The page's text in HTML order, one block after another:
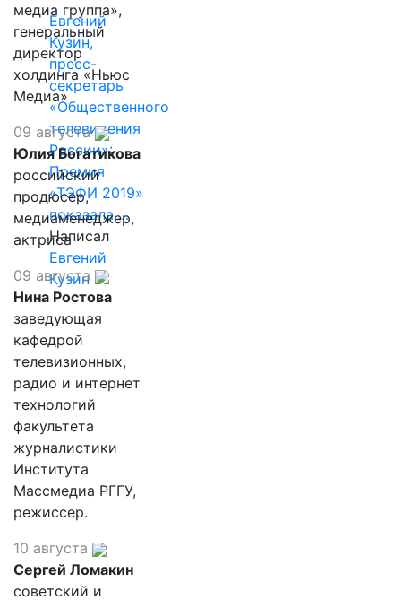
Евгений
Кузин,
пресс-
секретарь
«Общественного
телевидения
России»:
Премия
«ТЭФИ 2019»
показала,…
Написал
Евгений
Кузин
медиа группа»,
генеральный
директор
холдинга «Ньюс
Медиа»
09 августа
Юлия Богатикова
российский
продюсер,
медиаменеджер,
актриса
09 августа
Нина Ростова
заведующая
кафедрой
телевизионных,
радио и интернет
технологий
факультета
журналистики
Института
Массмедиа РГГУ,
режиссер.
10 августа
Сергей Ломакин
советский и